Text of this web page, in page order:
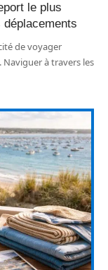
le plus
de voyager
à travers les